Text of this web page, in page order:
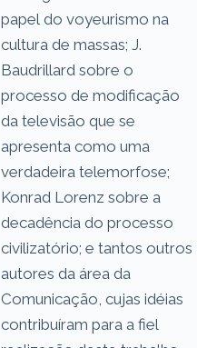
papel do voyeurismo na
cultura de massas; J.
Baudrillard sobre o
processo de modificação
da televisão que se
apresenta como uma
verdadeira telemorfose;
Konrad Lorenz sobre a
decadência do processo
civilizatório; e tantos outros
autores da área da
Comunicação, cujas idéias
contribuíram para a fiel